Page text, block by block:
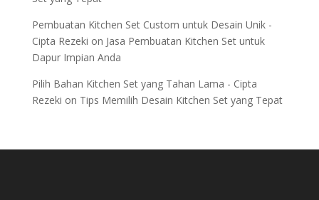
Pembuatan Kitchen Set Custom untuk Desain Unik -
Cipta Rezeki on Jasa Pembuatan Kitchen Set untuk
Dapur Impian Anda
Pilih Bahan Kitchen Set yang Tahan Lama - Cipta
Rezeki on Tips Memilih Desain Kitchen Set yang Tepat